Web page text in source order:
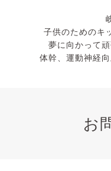
子供のためのキ
夢に向かって
体幹、運動神経
お